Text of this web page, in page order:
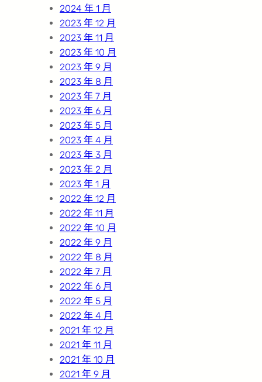
2024 年 1 月
2023 年 12 月
2023 年 11 月
2023 年 10 月
2023 年 9 月
2023 年 8 月
2023 年 7 月
2023 年 6 月
2023 年 5 月
2023 年 4 月
2023 年 3 月
2023 年 2 月
2023 年 1 月
2022 年 12 月
2022 年 11 月
2022 年 10 月
2022 年 9 月
2022 年 8 月
2022 年 7 月
2022 年 6 月
2022 年 5 月
2022 年 4 月
2021 年 12 月
2021 年 11 月
2021 年 10 月
2021 年 9 月